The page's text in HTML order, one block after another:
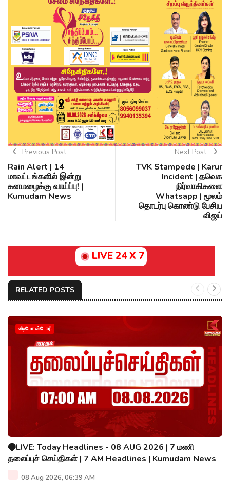
Previous Post
Rain Alert | 14
மாவட்டங்களில் இன்று
கனமழைக்கு வாய்ப்பு! |
Kumudam News
Next Post
TVK Stampede | Karur
Incident | தவெக
நிர்வாகிகளை
Whatsapp | மூலம்
தொடர்பு கொண்டு பேசிய
விஜய்
LIVE 24 X 7
RELATED POSTS
வீடியோ ஸ்டோரி
🔴LIVE: Today Headlines - 08 AUG 2026 | 7 மணி
தலைப்புச் செய்திகள் | 7 AM Headlines | Kumudam News
08 Aug 2026, 06:39 AM